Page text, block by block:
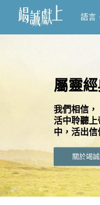
語言
屬靈
我們相信
活中聆聽
中，活出信
關於竭